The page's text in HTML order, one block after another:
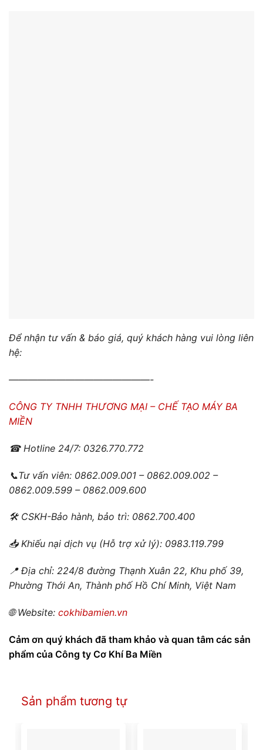
Để nhận tư vấn & báo giá, quý khách hàng vui lòng liên
hệ:
———————————————-
CÔNG TY TNHH THƯƠNG MẠI – CHẾ TẠO MÁY BA
MIỀN
☎Hotline 24/7: 0326.770.772
📞Tư vấn viên: 0862.009.001 – 0862.009.002 –
0862.009.599 – 0862.009.600
🛠CSKH-Bảo hành, bảo trì: 0862.700.400
📥Khiếu nại dịch vụ (Hỗ trợ xử lý): 0983.119.799
📍Địa chỉ: 224/8 đường Thạnh Xuân 22, Khu phố 39,
Phường Thới An, Thành phố Hồ Chí Minh, Việt Nam
🌐Website: cokhibamien.vn
Cảm ơn quý khách đã tham khảo và quan tâm các sản
phẩm của Công ty Cơ Khí Ba Miền
Sản phẩm tương tự